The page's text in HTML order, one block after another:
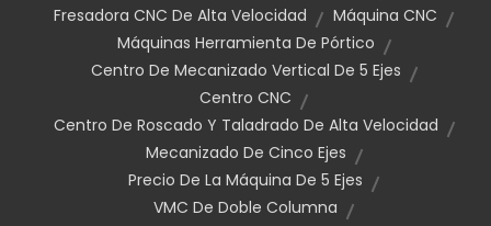
Fresadora CNC De Alta Velocidad
Máquina CNC
Máquinas Herramienta De Pórtico
Centro De Mecanizado Vertical De 5 Ejes
Centro CNC
Centro De Roscado Y Taladrado De Alta Velocidad
Mecanizado De Cinco Ejes
Precio De La Máquina De 5 Ejes
VMC De Doble Columna